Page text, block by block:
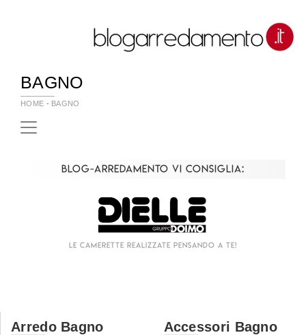
BAGNO
HOME - BAGNO
Blog-Arredamento vi consiglia:
Le camerette realizzate pensando a te!
Arredo Bagno Accessori Bagno